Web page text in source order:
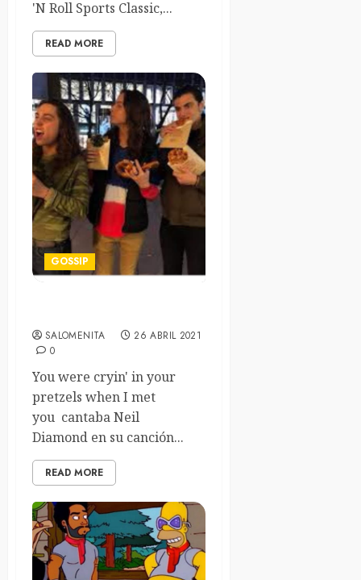
'N Roll Sports Classic,...
READ MORE
GOSSIP
SALOMENITA
26 ABRIL 2021
0
You were cryin' in your
pretzels when I met
you cantaba Neil
Diamond en su canción...
READ MORE